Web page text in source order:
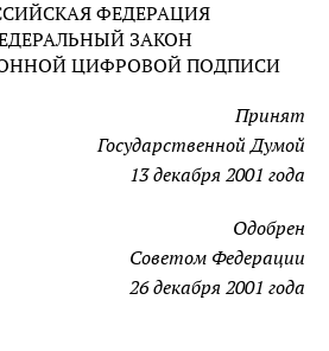
ФЕДЕРАЦИЯ
ЗАКОН
ЦИФРОВОЙ ПОДПИСИ
Принят
Государственной Думой
13 декабря 2001 года
Одобрен
Советом Федерации
26 декабря 2001 года